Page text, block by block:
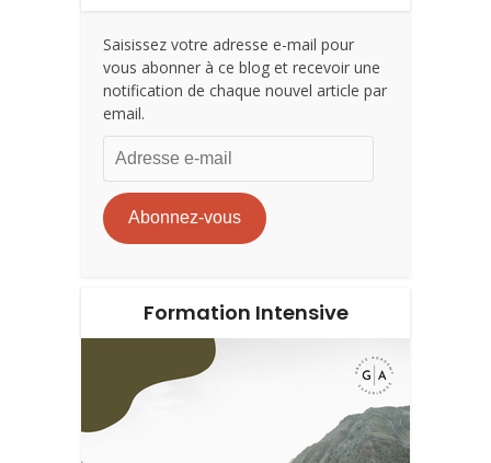
Saisissez votre adresse e-mail pour
vous abonner à ce blog et recevoir une
notification de chaque nouvel article par
email.
e-
mail
Abonnez-vous
Formation Intensive